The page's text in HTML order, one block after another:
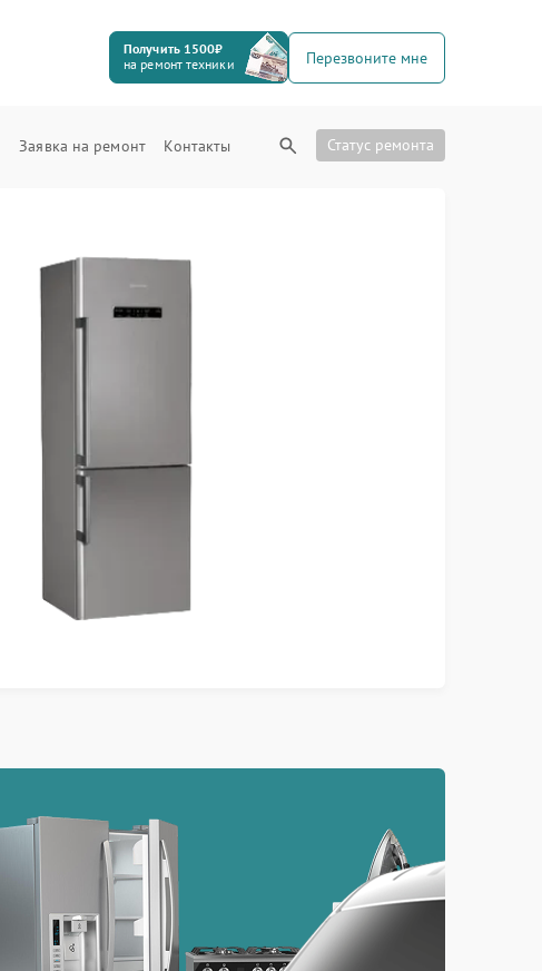
Получить 1500₽
на ремонт техники
Перезвоните мне
Заявка на ремонт Контакты Статус ремонта